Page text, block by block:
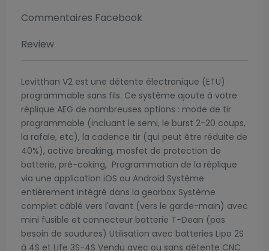
Commentaires Facebook
Review
Levitthan V2 est une détente électronique (ETU)
programmable sans fils. Ce système ajoute à votre
réplique AEG de nombreuses options : mode de tir
programmable (incluant le semi, le burst 2-20 coups,
la rafale, etc), la cadence tir (qui peut être réduite de
40%), active breaking, mosfet de protection de
batterie, pré-coking, Programmation de la réplique
via une application iOS ou Android Système
entièrement intégré dans la gearbox Système
complet câblé vers l'avant (vers le garde-main) avec
mini fusible et connecteur batterie T-Dean (pas
besoin de soudures) Utilisation avec batteries Lipo 2S
à 4S et Life 3S-4S Vendu avec ou sans détente CNC